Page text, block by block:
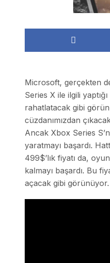
Microsoft, gerçekten
Series X ile ilgili
rahatlatacak gibi
cüzdanımızdan
Ancak Xbox Series
yaratmayı başardı.
499$’lık fiyatı da,
kalmayı başardı. Bu
açacak gibi görünüyor.